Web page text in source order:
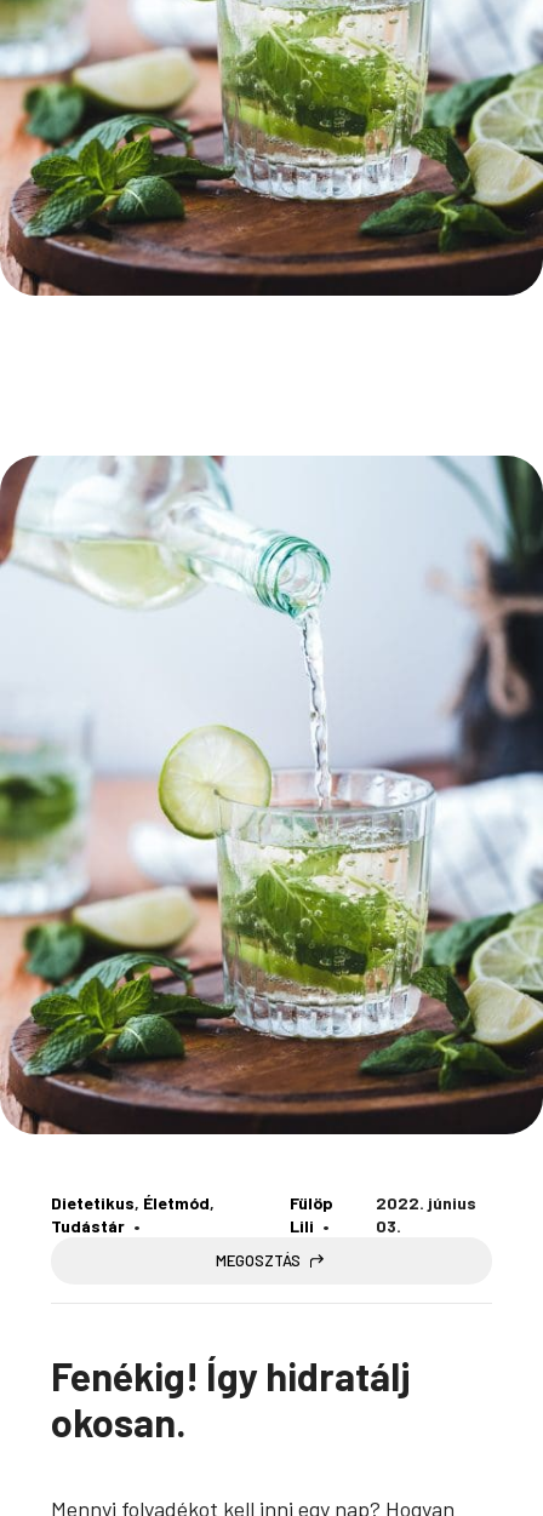
Dietetikus, Életmód
Tudástár
Fülöp
Lili
2022. június
03.
MEGOSZTÁS
Fenékig! Így hidratálj
okosan.
Mennyi folyadékot kell inni egy nap? Hogyan